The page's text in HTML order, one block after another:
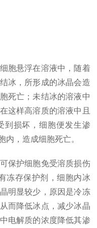
胞悬浮在溶液中，随着
冰，所形成的冰晶会造
死亡；未结冰的溶液中
这样高溶质的溶液中且
到损坏，细胞便发生渗
内，造成细胞死亡。
保护细胞免受溶质损伤
冻存保护剂，细胞内冰
明显较少，原因是冷冻
而降低冰点，减少冰晶
电解质的浓度降低其渗